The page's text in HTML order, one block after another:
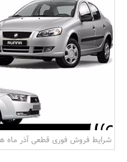
شرایط فروش فوری قطعی آذر ماه